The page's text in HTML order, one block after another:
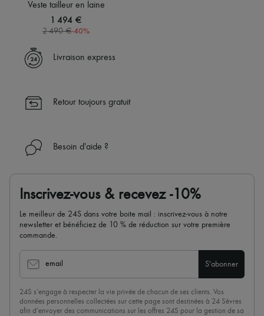
Veste tailleur en laine
1 494 €
2 490 €-40%
Livraison express
Retour toujours gratuit
Besoin d'aide ?
Inscrivez-vous & recevez -10%
Le meilleur de 24S dans votre boite mail : inscrivez-vous à notre
newsletter et bénéficiez de 10 % de réduction sur votre première
commande.
email S'abonner
24S s’engage à respecter la vie privée de chacun de ses clients. Vos
données personnelles collectées sur cette page sont destinées à 24 Sèvres
afin d’envoyer des communications sur les offres 24S pour la gestion de sa